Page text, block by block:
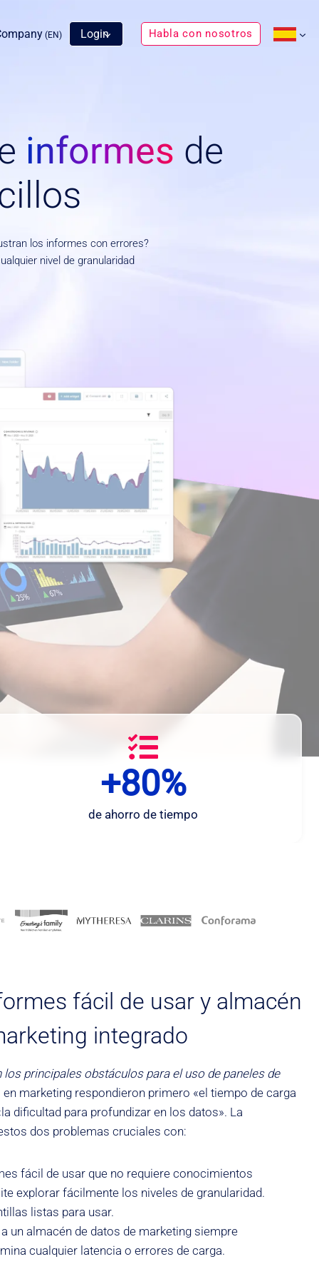
(EN) Login Habla con nosotros
informes de
los informes con errores?
nivel de granularidad
+80%
de ahorro de tiempo
fácil de usar y almacén
integrado
los principales obstáculos para el uso de paneles de
marketing respondieron primero «el tiempo de carga
dificultad para profundizar en los datos». La
dos problemas cruciales con:
fácil de usar que no requiere conocimientos
explorar fácilmente los niveles de granularidad.
listas para usar.
un almacén de datos de marketing siempre
cualquier latencia o errores de carga.